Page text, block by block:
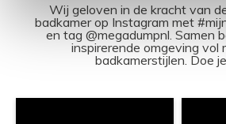
Wij geloven in de kracht van
badkamer op Instagram met
en tag @megadumpnl. Samen
inspirerende omgeving vol
badkamerstijlen. Doe